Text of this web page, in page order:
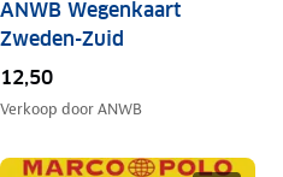
ANWB Wegenkaart
Zweden-Zuid
12,50
Verkoop doorANWB